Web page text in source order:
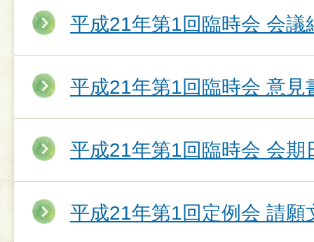
平成21年第1回臨時会 会議
平成21年第1回臨時会 意見
平成21年第1回臨時会 会期
平成21年第1回定例会 請願